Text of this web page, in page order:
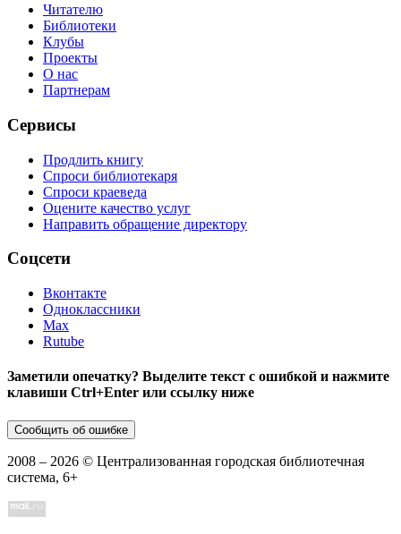
Читателю
Библиотеки
Клубы
Проекты
О нас
Партнерам
Сервисы
Продлить книгу
Спроси библиотекаря
Спроси краеведа
Оцените качество услуг
Направить обращение директору
Соцсети
Вконтакте
Одноклассники
Max
Rutube
Заметили опечатку? Выделите текст с ошибкой и нажмите
клавиши Ctrl+Enter или ссылку ниже
Сообщить об ошибке
2008 – 2026 © Централизованная городская библиотечная
система, 6+